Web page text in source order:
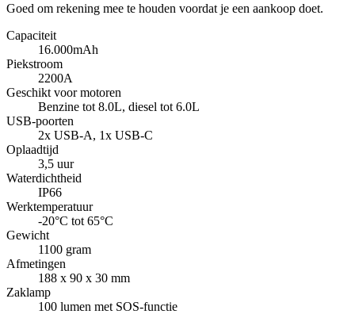
Goed om rekening mee te houden voordat je een aankoop doet.
Capaciteit
16.000mAh
Piekstroom
2200A
Geschikt voor motoren
Benzine tot 8.0L, diesel tot 6.0L
USB-poorten
2x USB-A, 1x USB-C
Oplaadtijd
3,5 uur
Waterdichtheid
IP66
Werktemperatuur
-20°C tot 65°C
Gewicht
1100 gram
Afmetingen
188 x 90 x 30 mm
Zaklamp
100 lumen met SOS-functie